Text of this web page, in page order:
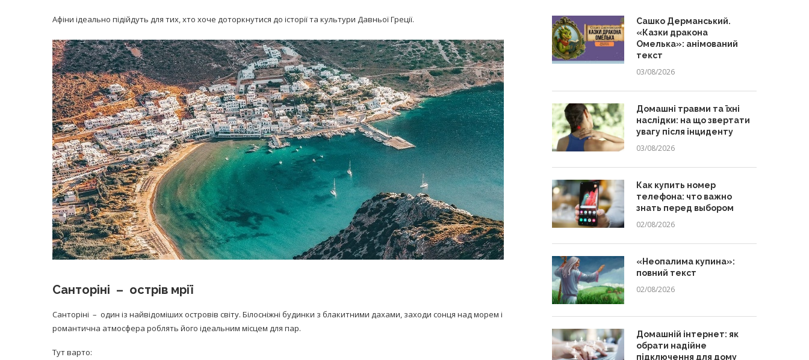
Афіни ідеально підійдуть для тих, хто хоче доторкнутися до історії та культури Давньої Греції.
Санторіні – острів мрії
Санторіні – один із найвідоміших островів світу. Білосніжні будинки з блакитними дахами, заходи сонця над морем і
романтична атмосфера роблять його ідеальним місцем для пар.
Тут варто:
Сашко Дерманський.
«Казки дракона
Омелька»: анімований
текст
03/08/2026
Домашні травми та їхні
наслідки: на що звертати
увагу після інциденту
03/08/2026
Как купить номер
телефона: что важно
знать перед выбором
02/08/2026
«Неопалима купина»:
повний текст
02/08/2026
Домашній інтернет: як
обрати надійне
підключення для дому